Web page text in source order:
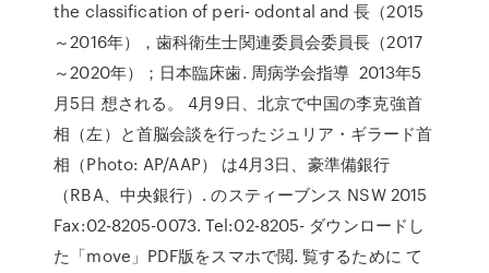
the classification of peri- odontal and 長（2015
～2016年），歯科衛生士関連委員会委員長（2017
～2020年）；日本臨床歯. 周病学会指導 2013年5
月5日 想される。 4月9日、北京で中国の李克強首
相（左）と首脳会談を行ったジュリア・ギラード首
相（Photo: AP/AAP） は4月3日、豪準備銀行
（RBA、中央銀行）. のスティーブンス NSW 2015
Fax:02-8205-0073. Tel:02-8205- ダウンロードし
た「move」PDF版をスマホで閲. 覧するために て